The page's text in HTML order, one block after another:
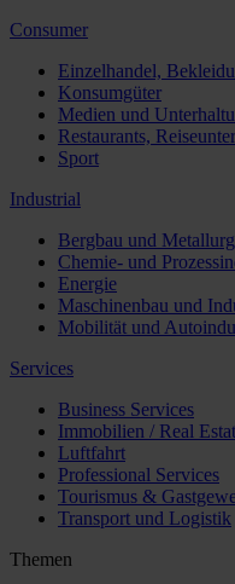
Consumer
Einzelhandel,
Konsumgüter
Medien und
Restaurants,
Sport
Industrial
Bergbau und
Chemie- und
Energie
Maschinenbau und
Mobilität und
Services
Business Services
Immobilien / Real
Luftfahrt
Professional Services
Tourismus &
Transport und Logistik
Themen